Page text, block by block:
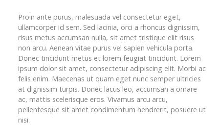
Proin ante purus, malesuada vel consectetur eget,
ullamcorper id sem. Sed lacinia, orci a rhoncus dignissim,
risus metus accumsan nulla, sit amet tristique elit risus
non arcu. Aenean vitae purus vel sapien vehicula porta.
Donec tincidunt metus et lorem feugiat tincidunt. Lorem
ipsum dolor sit amet, consectetur adipiscing elit. Morbi ac
felis enim. Maecenas ut quam eget nunc semper ultricies
at dignissim turpis. Donec lacus leo, accumsan a ornare
ac, mattis scelerisque eros. Vivamus arcu arcu,
pellentesque sit amet condimentum hendrerit, posuere ut
nisi.